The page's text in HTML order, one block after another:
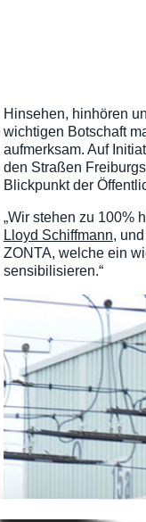
Hinsehen, hinhören
wichtigen Botschaft
aufmerksam. Auf
den Straßen
Blickpunkt der
„Wir stehen zu 100%
Lloyd Schiffmann,
ZONTA, welche ein
sensibilisieren.“